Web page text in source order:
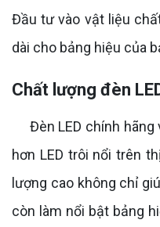
Đầu tư vào vật liệu
dài cho bảng hiệu của
Chất lượng đèn
Đèn LED chính hãng
hơn LED trôi nổi trên
lượng cao không chỉ
còn làm nổi bật bảng